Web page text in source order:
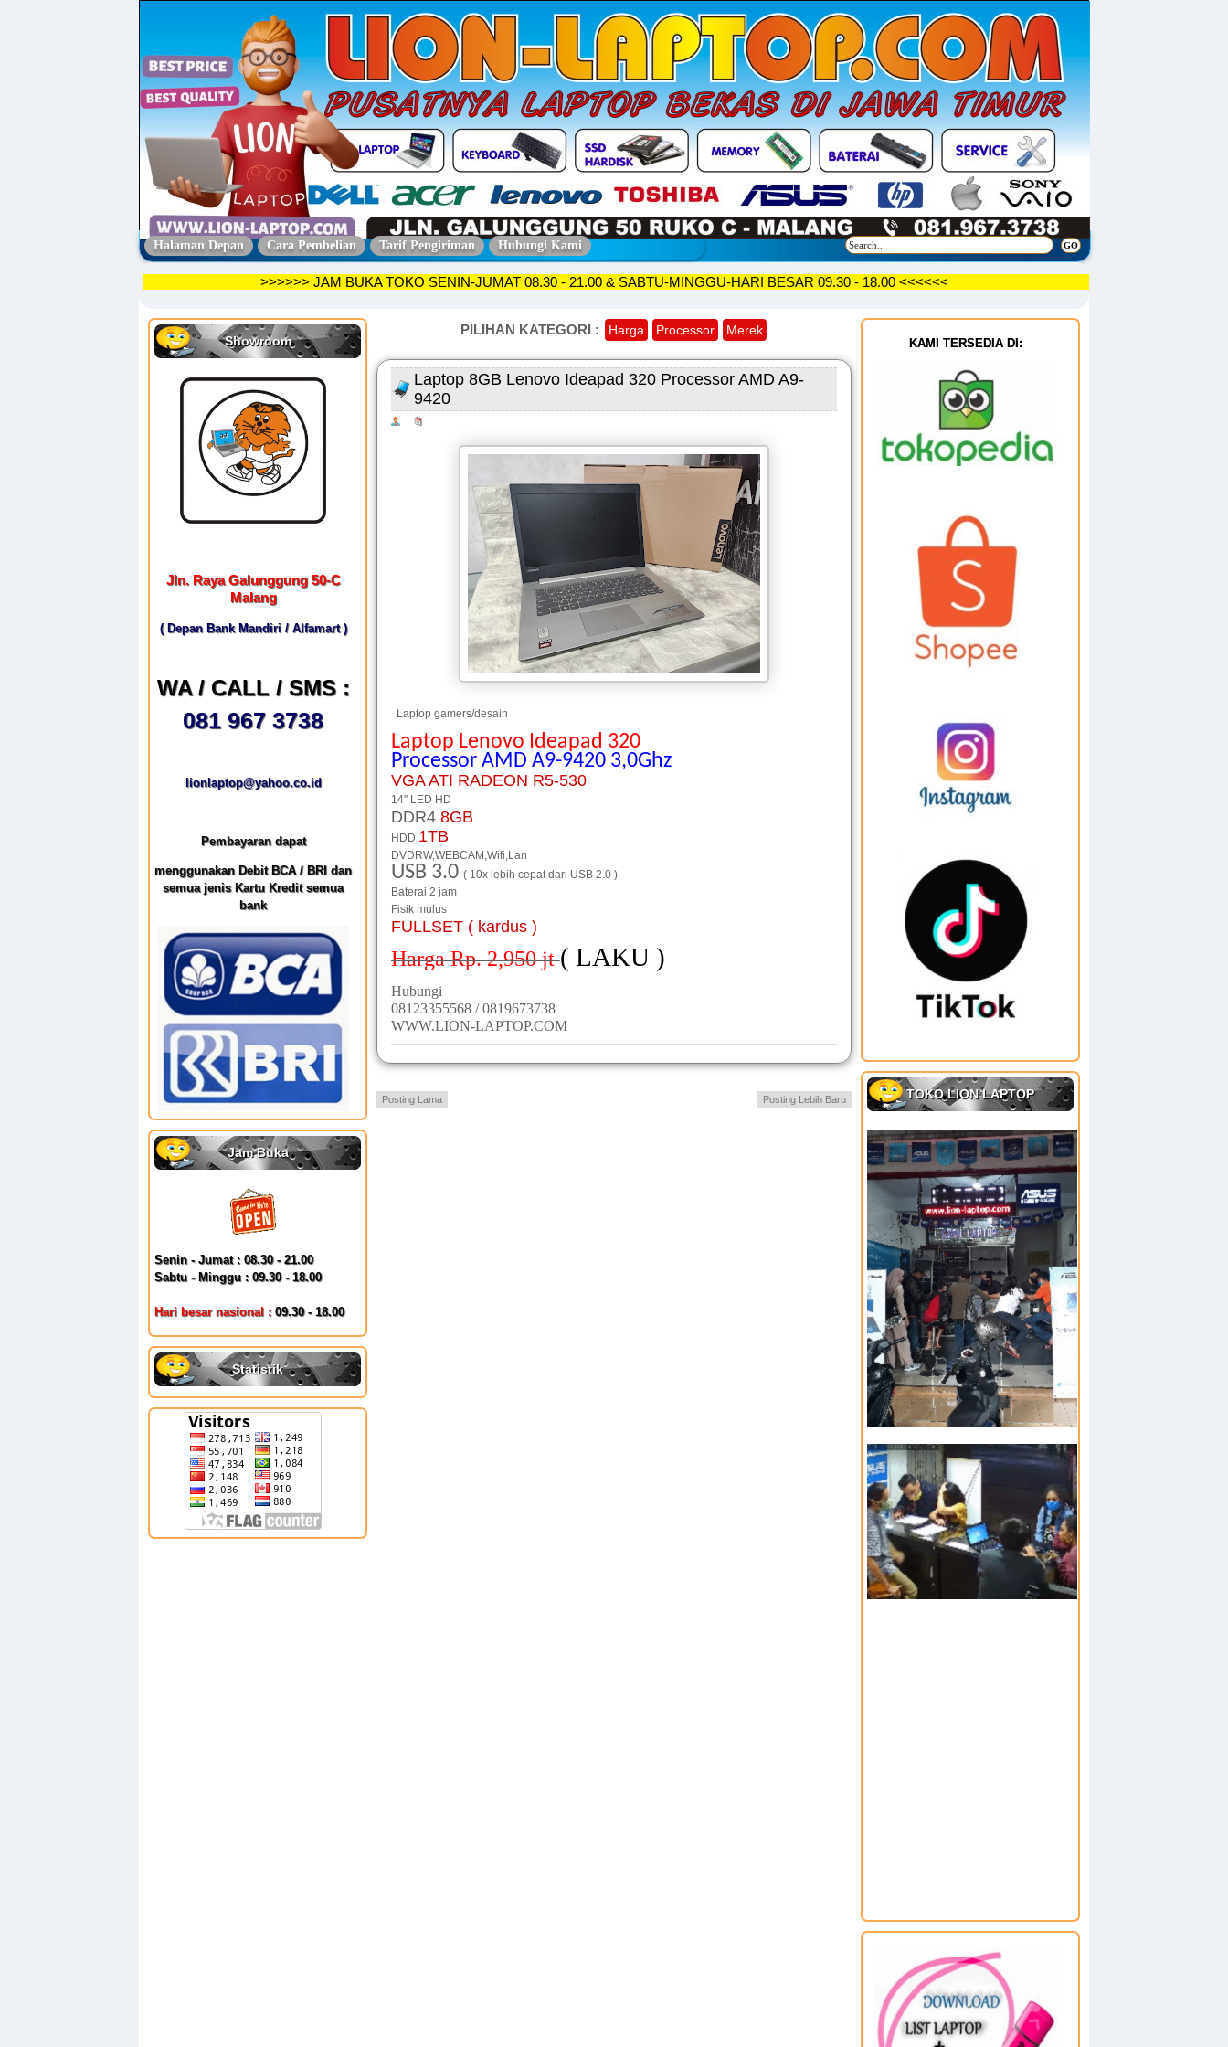
Halaman Depan Cara Pembelian Tarif Pengiriman Hubungi Kami
>>>>>> JAM BUKA TOKO SENIN-JUMAT 08.30 - 21.00 & SABTU-MINGGU-HARI BESAR 09.30 - 18.00 <<<<<<
Showroom
Jln. Raya Galunggung 50-C
Malang
( Depan Bank Mandiri / Alfamart )
WA / CALL / SMS :
081 967 3738
lionlaptop@yahoo.co.id
Pembayaran dapat
menggunakan Debit BCA / BRI dan
semua jenis Kartu Kredit semua
bank
Jam Buka
Senin - Jumat : 08.30 - 21.00
Sabtu - Minggu : 09.30 - 18.00
Hari besar nasional : 09.30 - 18.00
Statistik
PILIHAN KATEGORI : Harga Processor Merek
Laptop 8GB Lenovo Ideapad 320 Processor AMD A9-
9420
Laptop gamers/desain
Laptop Lenovo Ideapad 320
Processor AMD A9-9420 3,0Ghz
VGA ATI RADEON R5-530
14" LED HD
DDR4 8GB
HDD 1TB
DVDRW,WEBCAM,Wifi,Lan
USB 3.0 ( 10x lebih cepat dari USB 2.0 )
Baterai 2 jam
Fisik mulus
FULLSET ( kardus )
Harga Rp. 2,950 jt ( LAKU )
Hubungi
08123355568 / 0819673738
WWW.LION-LAPTOP.COM
Posting Lebih Baru
Posting Lama
KAMI TERSEDIA DI:
TOKO LION LAPTOP